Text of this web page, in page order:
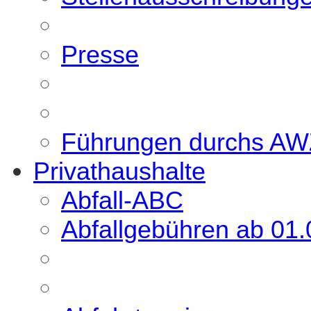
Presse
Führungen durchs
Privathaushalte
Abfall-ABC
Abfallgebühren ab